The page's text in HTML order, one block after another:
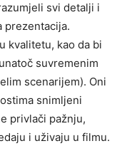
svi detalji i
prezentacija.
kvalitetu, kao da bi
suvremenim
scenarijem). Oni
snimljeni
privlači pažnju,
i uživaju u filmu.